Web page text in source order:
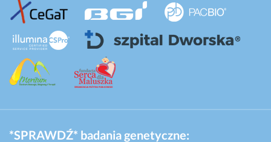
*SPRAWDŹ* badania genetyczne: